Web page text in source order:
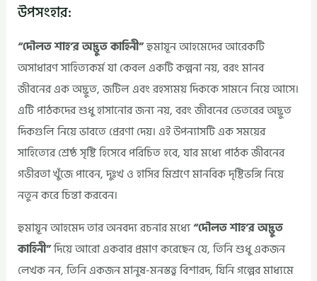
উপসংহার:
“দৌলত শাহ’র অদ্ভুত কাহিনী”হুমায়ূন আহমেদের আরেকটি
অসাধারণ সাহিত্যকর্ম যা কেবল একটি কল্পনা নয়, বরং মানব
জীবনের এক অদ্ভুত, জটিল এবং রহস্যময় দিককে সামনে নিয়ে আসে।
এটি পাঠকদের শুধু হাসানোর জন্য নয়, বরং জীবনের ভেতরের অদ্ভুত
দিকগুলি নিয়ে ভাবতে প্রেরণা দেয়। এই উপন্যাসটি এক সময়ের
সাহিত্যের শ্রেষ্ঠ সৃষ্টি হিসেবে পরিচিত হবে, যার মধ্যে পাঠক জীবনের
গভীরতা খুঁজে পাবেন, দুঃখ ও হাসির মিশ্রণে মানবিক দৃষ্টিভঙ্গি নিয়ে
নতুন করে চিন্তা করবেন।
হুমায়ূন আহমেদ তার অনবদ্য রচনার মধ্যে“দৌলত শাহ’র অদ্ভুত
কাহিনী”দিয়ে আরো একবার প্রমাণ করেছেন যে, তিনি শুধু একজন
লেখক নন, তিনি একজন মানুষ-মনস্তত্ত্ব বিশারদ, যিনি গল্পের মাধ্যমে